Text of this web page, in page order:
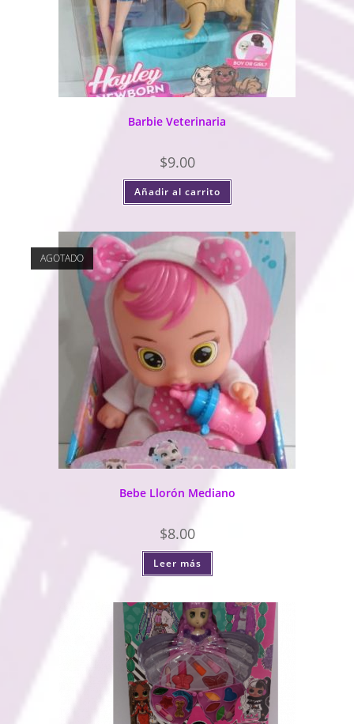
Barbie Veterinaria
$9.00
Añadir al carrito
AGOTADO
Bebe Llorón Mediano
$8.00
Leer más